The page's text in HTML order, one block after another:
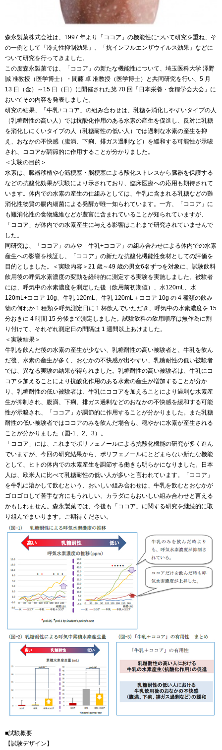
森永製菓株式会社は、1997 年より「ココア」の機能性について研究を重ね、そ
の一例として「冷え性抑制効果」、「抗インフルエンザウイルス効果」などに
ついて研究を行ってきました。
この度森永製菓では、「ココア」の新たな機能性について、埼玉医科大学 澤野
誠 准教授（医学博士）・間藤 卓 准教授（医学博士）と共同研究を行い、5 月
13 日（金）～15 日（日）に開催された第 70 回「日本栄養・食糧学会大会」に
おいてその内容を発表しました。
研究の結果、「牛乳+ココア」の組み合わせは、乳糖を消化しやすいタイプの人
（乳糖耐性の高い人）では抗酸化作用のある水素の産生を促進し、反対に乳糖
を消化しにくいタイプの人（乳糖耐性の低い人）では過剰な水素の産生を抑
え、おなかの不快感（腹満、下痢、排ガス過剰など）を緩和する可能性が示唆
され、ココアが調節的に作用することが分かりました。
＜実験の目的＞
水素は、臓器移植や心筋梗塞・脳梗塞による酸化ストレスから臓器を保護する
などの抗酸化効果が実験により示されており、臨床医療への応用も期待されて
います。体内での水素の産生の仕組みとしては、牛乳に含まれる乳糖などの難
消化性物質の腸内細菌による発酵が唯一知られています。一方、「ココア」に
も難消化性の食物繊維などが豊富に含まれていることが知られていますが、
「ココア」が体内での水素産生に与える影響はこれまで研究されていませんで
した。
同研究は、「ココア」のみや「牛乳+ココア」の組み合わせによる体内での水素
産生への影響を検証し、「ココア」の新たな抗酸化機能性食材としての評価を
目的としました。＜実験内容＞21 歳～49 歳の男女6名ずつを対象に、試験飲料
飲用後の呼気水素濃度の変動を経時的に測定する実験を実施しました。被験者
には、呼気中の水素濃度を測定した後（飲用前初期値）、水120mL、水
120mL+ココア 10g、牛乳 120mL、牛乳 120mL＋ココア 10g の 4 種類の飲み
物の何れか 1 種類を呼気測定日に 1 杯飲んでいただき、呼気中の水素濃度を 15
分おきに 4 時間 15 分後まで測定しました。試験飲料の飲用順序は無作為に割
り付けて、それぞれ測定日の間隔は 1 週間以上あけました。
＜実験結果＞
牛乳を飲んだ後の水素の産生が少ない、乳糖耐性の高い被験者と、牛乳を飲ん
だ後、水素の産生が多く、おなかの不快感が出やすい、乳糖耐性の低い被験者
では、異なる実験の結果が得られました。乳糖耐性の高い被験者は、牛乳にコ
コアを加えることにより抗酸化作用のある水素の産生が増加することが分か
り、乳糖耐性の低い被験者は、牛乳にココアを加えることにより過剰な水素産
生が抑制され、腹満、下痢、排ガス過剰などのおなかの不快感を緩和する可能
性が示唆され、「ココア」が調節的に作用することが分かりました。また乳糖
耐性の低い被験者ではココアのみを飲んだ場合も、穏やかに水素が産生される
ことが分かりました（図-1、2、3）。
「ココア」には、これまでポリフェノールによる抗酸化機能の研究が多く進ん
でいますが、今回の研究結果から、ポリフェノールにとどまらない新たな機能
として、ヒトの体内での水素産生を調節する働きも明らかになりました。日本
人は、欧米人に比べて乳糖耐性の低い人が多いと言われています。「ココア」
を牛乳に溶かして飲むという、おいしい組み合わせは、牛乳を飲むとおなかが
ゴロゴロして苦手な方にもうれしい、カラダにもおいしい組み合わせと言える
かもしれません。森永製菓では、今後も「ココア」に関する研究を継続的に取
り組んでまいります。ご期待ください。
■試験概要
【試験デザイン】